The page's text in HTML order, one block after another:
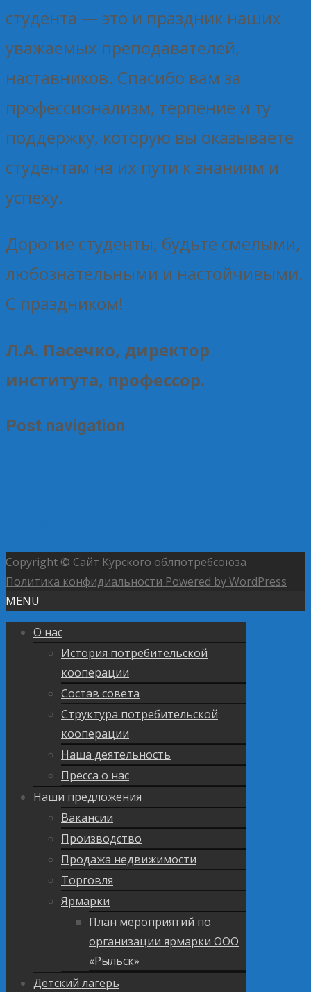
студента — это и праздник наших
уважаемых преподавателей,
наставников. Спасибо вам за
профессионализм, терпение и ту
поддержку, которую вы оказываете
студентам на их пути к знаниям и
успеху.
Дорогие студенты, будьте смелыми,
любознательными и настойчивыми.
С праздником!
Л.А. Пасечко, директор
института, профессор.
Post navigation
Copyright © Сайт Курского облпотребсоюза
Политика конфидиальности Powered by WordPress
MENU
О нас
История потребительской
кооперации
Состав совета
Структура потребительской
кооперации
Наша деятельность
Пресса о нас
Наши предложения
Вакансии
Производство
Продажа недвижимости
Торговля
Ярмарки
План мероприятий по
организации ярмарки ООО
«Рыльск»
Детский лагерь